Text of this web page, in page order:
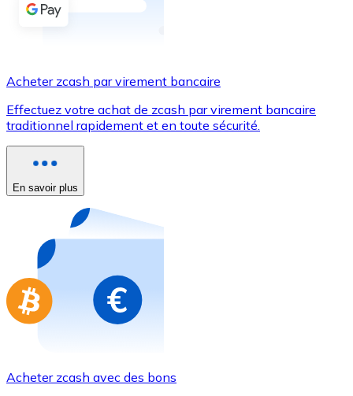
Virement SEPA
Utilisez les cartes Visa et Mastercard pour acheter
Acheter avec carte
Nouveau
Achetez des cartes-cadeaux de vos marques
Aller à la boutique de cartes-cadeaux
Acheter zcash par virement bancaire
Effectuez votre achat de zcash par virement bancaire
traditionnel rapidement et en toute sécurité.
En savoir plus
Acheter zcash avec des bons